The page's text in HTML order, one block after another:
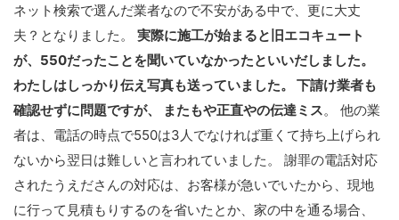
ネット検索で選んだ業者なので不安がある中で、更に大丈
夫？となりました。 実際に施工が始まると旧エコキュート
が、550だったことを聞いていなかったといいだしました。
わたしはしっかり伝え写真も送っていました。 下請け業者も
確認せずに問題ですが、 またもや正直やの伝達ミス。 他の業
者は、電話の時点で550は3人でなければ重くて持ち上げられ
ないから翌日は難しいと言われていました。 謝罪の電話対応
されたうえださんの対応は、お客様が急いでいたから、現地
に行って見積もりするのを省いたとか、家の中を通る場合、